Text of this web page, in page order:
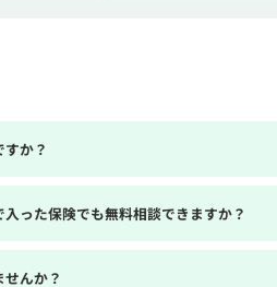
か？
った保険でも無料相談できますか？
んか？